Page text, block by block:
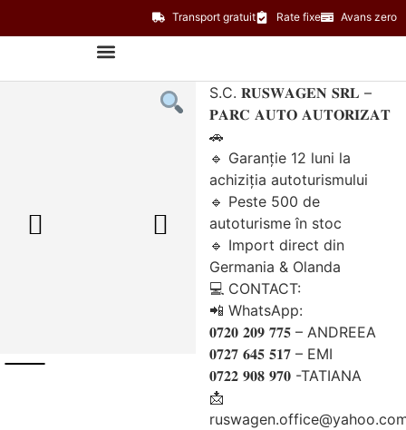
Transport gratuit Rate fixe Avans zero
S.C. 𝐑𝐔𝐒𝐖𝐀𝐆𝐄𝐍 𝐒𝐑𝐋 –
𝐏𝐀𝐑𝐂 𝐀𝐔𝐓𝐎 𝐀𝐔𝐓𝐎𝐑𝐈𝐙𝐀𝐓
🚗
🔹 Garanție 12 luni la
achiziția autoturismului
🔹 Peste 500 de
autoturisme în stoc
🔹 Import direct din
Germania & Olanda
💻 CONTACT:
📲 WhatsApp:
𝟎𝟕𝟐𝟎 𝟐𝟎𝟗 𝟕𝟕𝟓 – ANDREEA
𝟎𝟕𝟐𝟕 𝟔𝟒𝟓 𝟓𝟏𝟕 – EMI
𝟎𝟕𝟐𝟐 𝟗𝟎𝟖 𝟗𝟕𝟎 -TATIANA
📩